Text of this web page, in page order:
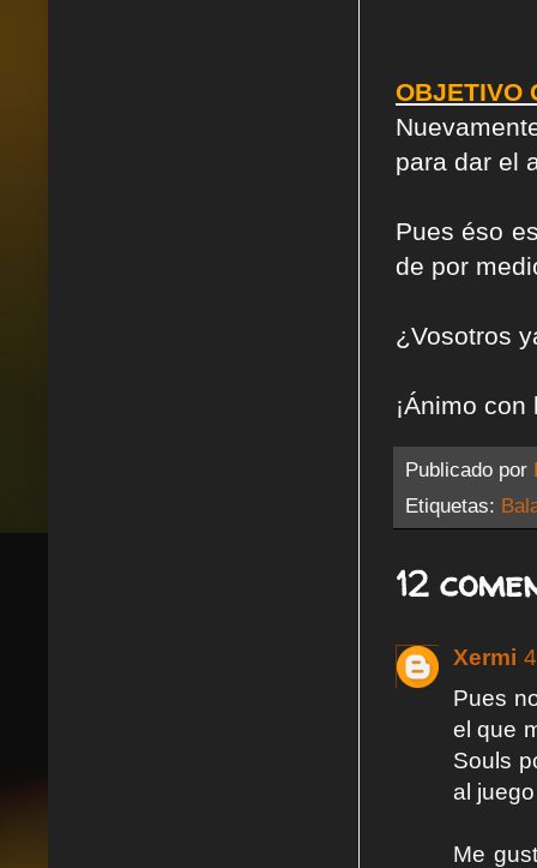
OBJETIVO
para dar el
Pues éso
de por
¿Vosotros
¡Ánimo
Publicado por
Etiquetas:
12
Xermi
Pues
el que
Souls
al
Me